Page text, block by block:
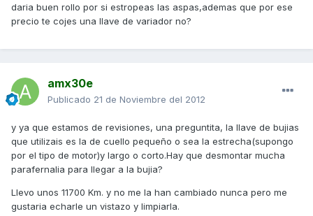
daria buen rollo por si estropeas las aspas,ademas que por ese
precio te cojes una llave de variador no?
amx30e
Publicado 21 de Noviembre del 2012
y ya que estamos de revisiones, una preguntita, la llave de bujias
que utilizais es la de cuello pequeño o sea la estrecha(supongo
por el tipo de motor)y largo o corto.Hay que desmontar mucha
parafernalia para llegar a la bujia?
Llevo unos 11700 Km. y no me la han cambiado nunca pero me
gustaria echarle un vistazo y limpiarla.